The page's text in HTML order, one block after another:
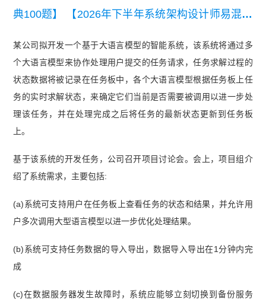
典100题】
【2026年下半年系统架构设计师易混淆
查清单】
【2026年下半年系统架构设计师三色笔
记【考点速记】】 【2026年下半年系统架构设计
师备考前期摸底测试卷【入门自测必备】】 【202
6年下半年系统架构设计师架构知识点集锦精华
版】
设计师真题汇总】
【2026年5月23日架构案例分析
真题及答案解析】 【2026上半年系统架构设计师
考情分析】 【2025下半年系统架构设计师综合知
识真题及答案】
某公司拟开发一个基于大语言模型的智能系统，该系统将通过多
个大语言模型来协作处理用户提交的任务请求，任务求解过程的
状态数据将被记录在任务板中，各个大语言模型根据任务板上任
务的实时求解状态，来确定它们当前是否需要被调用以进一步处
理该任务，并在处理完成之后将任务的最新状态更新到任务板
上。
基于该系统的开发任务，公司召开项目讨论会。会上，项目组介
绍了系统需求，主要包括:
(a)系统可支持用户在任务板上查看任务的状态和结果，并允许用
户多次调用大型语言模型以进一步优化处理结果。
(b)系统可支持任务数据的导入导出，数据导入导出在1分钟内完
成
(c)在数据服务器发生故障时，系统应能够立刻切换到备份服务